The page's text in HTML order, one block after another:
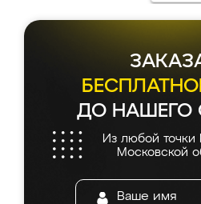
ДО НАШЕГО
Из любой точки
Московской